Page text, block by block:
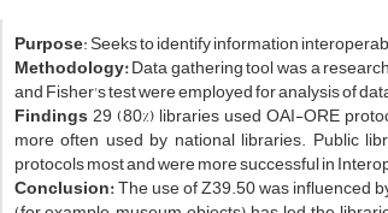
Purpose: Seeks to identify information
Methodology:Data gathering tool was a
and Fisher's test were employed for analysis of
Findings29 (80%) libraries used OAI-ORE
more often used by national libraries. Public
protocols most and were more successful in
Conclusion:The use of Z39.50 was influenced